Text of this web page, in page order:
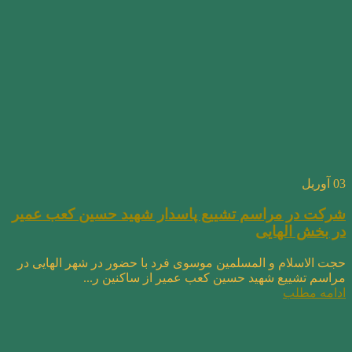
03 آوریل
شرکت در مراسم تشییع پاسدار شهید حسین کعب عمیر
در بخش الهایی
حجت الاسلام و المسلمین موسوی فرد با حضور در شهر الهایی در
مراسم تشییع شهید حسین کعب عمیر از ساکنین ر...
ادامه مطلب